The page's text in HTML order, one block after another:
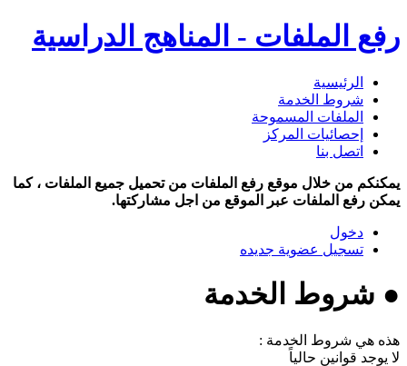
رفع الملفات - المناهج الدراسية
الرئيسية
شروط الخدمة
الملفات المسموحة
إحصائيات المركز
اتصل بنا
يمكنكم من خلال موقع رفع الملفات من تحميل جميع الملفات ، كما
يمكن رفع الملفات عبر الموقع من اجل مشاركتها.
دخول
تسجيل عضوية جديده
● شروط الخدمة
هذه هي شروط الخدمة :
لا يوجد قوانين حالياً